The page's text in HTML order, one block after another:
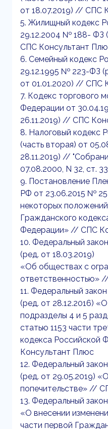
от 18.07.2019) // СПС
5. Жилищный кодекс
29.12.2004 № 188- ФЗ
СПС Консультант
6. Семейный кодекс
29.12.1995 № 223-ФЗ
от 01.01.2020) // СПС
7. Кодекс торгового
Федерации от
26.11.2019) // СПС
8. Налоговый кодекс
(часть вторая) от
28.11.2019) //
07.08.2000, N 32, ст.
9. Постановление
РФ от 23.06.2015 №
некоторых
Гражданского
Федерации» // СПС
10. Федеральный
(ред. от 18.03.2019)
«Об обществах с
ответственностью»
11. Федеральный
(ред. от 28.12.2016)
подразделы 4 и 5
статью 1153 части
кодекса
Консультант Плюс
12. Федеральный
(ред. от 29.05.2019)
попечительстве» //
13. Федеральный
«О внесении
части первой